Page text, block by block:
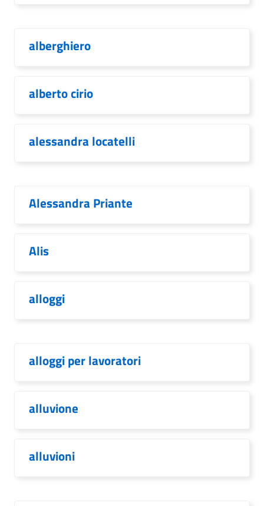
alberghiero
alberto cirio
alessandra locatelli
Alessandra Priante
Alis
alloggi
alloggi per lavoratori
alluvione
alluvioni